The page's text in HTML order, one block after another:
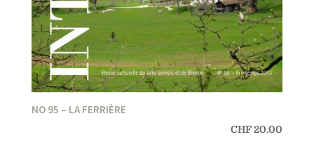
NO 95 – LA FERRIÈRE
CHF20.00